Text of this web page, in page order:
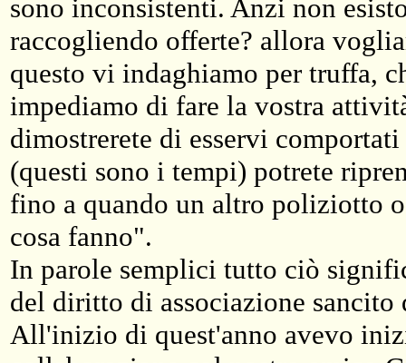
sono inconsistenti. Anzi non
raccogliendo offerte? allora
questo vi indaghiamo per truffa,
impediamo di fare la vostra
dimostrerete di esservi
(questi sono i tempi) potrete
fino a quando un altro poliziotto
cosa fanno".
In parole semplici tutto ciò
del diritto di associazione
All'inizio di quest'anno avevo